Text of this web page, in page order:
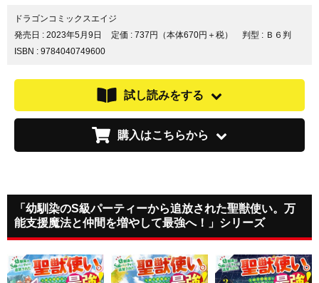
ア
ア
ア
ドラゴンコミックスエイジ
発売日 : 2023年5月9日 定価 : 737円（本体670円＋税）
判型 : Ｂ６判
ISBN : 9784040749600
試し読みをする
購入はこちらから
「幼馴染のS級パーティーから追放された聖獣使い。万
能支援魔法と仲間を増やして最強へ！」シリーズ